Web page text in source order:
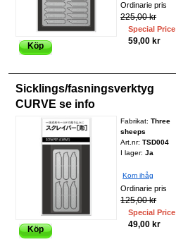
Ordinarie pris
225,00 kr
Special Price
59,00 kr
Köp
Sicklings/fasningsverktyg
CURVE se info
Fabrikat:Three
sheeps
Art.nr:TSD004
I lager: Ja
Kom ihåg
Ordinarie pris
125,00 kr
Special Price
49,00 kr
Köp